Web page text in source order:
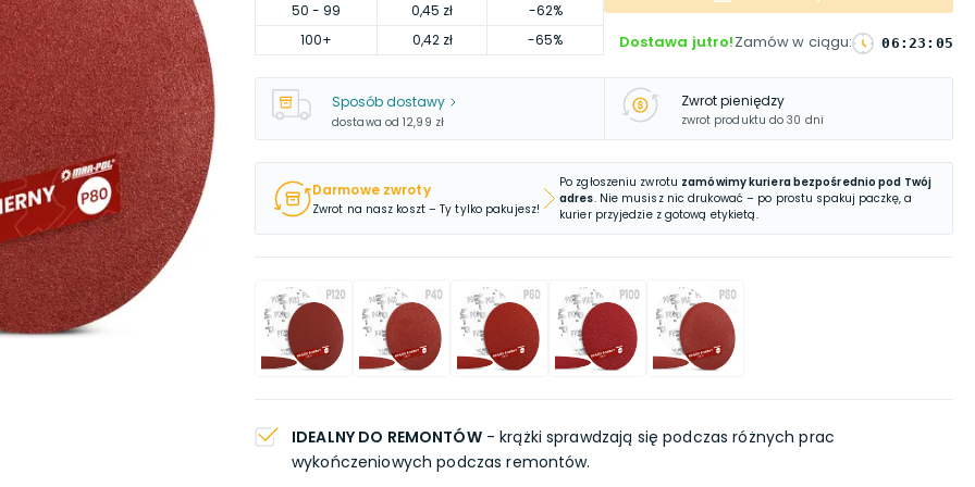
50 - 99 0,45 zł
-62%
100+ 0,42 zł -65% Dostawa jutro!Zamów w ciągu: 06 : 23 : 04
Sposób dostawy
dostawa od 12,99 zł
Zwrot pieniędzy
zwrot produktu do 30 dni
Darmowe zwroty
Zwrot na nasz koszt – Ty tylko pakujesz!
Po zgłoszeniu zwrotu zamówimy kuriera bezpośrednio pod Twój
adres. Nie musisz nic drukować – po prostu spakuj paczkę, a
kurier przyjedzie z gotową etykietą.
IDEALNY DO REMONTÓW- krążki sprawdzają się podczas różnych prac
wykończeniowych podczas remontów.